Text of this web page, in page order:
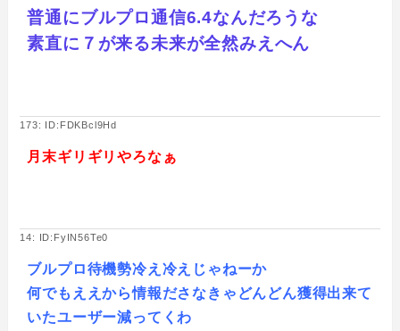
普通にブルプロ通信6.4なんだろうな
素直に７が来る未来が全然みえへん
173: ID:FDKBcl9Hd
月末ギリギリやろなぁ
14: ID:FyIN56Te0
ブルプロ待機勢冷え冷えじゃねーか
何でもええから情報ださなきゃどんどん獲得出来て
いたユーザー減ってくわ